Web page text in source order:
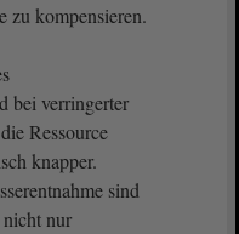
zu kompensieren.
bei verringerter
Ressource
knapper.
sind
nur